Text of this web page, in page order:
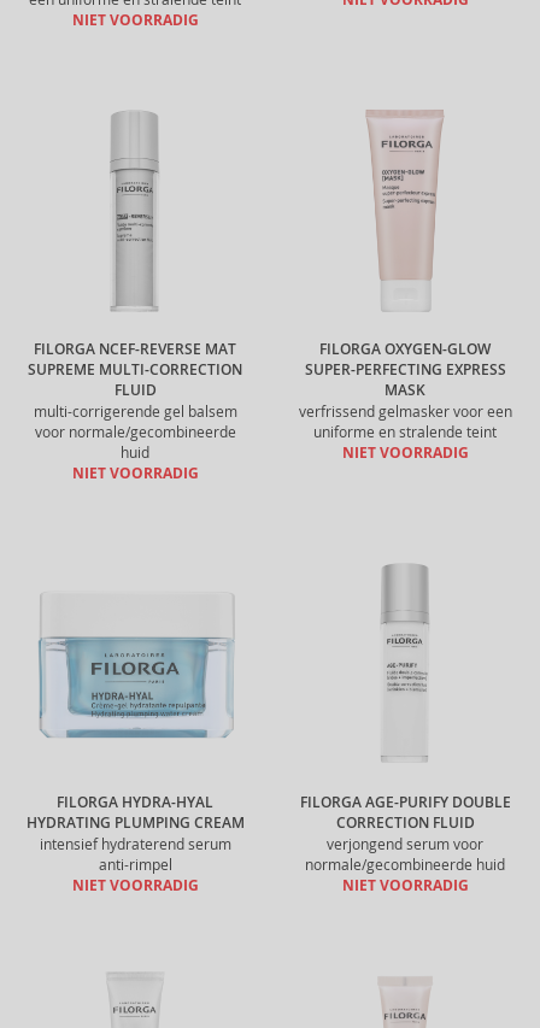
NIET VOORRADIG
FILORGA NCEF-REVERSE MAT
SUPREME MULTI-CORRECTION
FLUID
multi-corrigerende gel balsem
voor normale/gecombineerde
huid
NIET VOORRADIG
FILORGA OXYGEN-GLOW
SUPER-PERFECTING EXPRESS
MASK
verfrissend gelmasker voor een
uniforme en stralende teint
NIET VOORRADIG
FILORGA HYDRA-HYAL
HYDRATING PLUMPING CREAM
intensief hydraterend serum
anti-rimpel
NIET VOORRADIG
FILORGA AGE-PURIFY DOUBLE
CORRECTION FLUID
verjongend serum voor
normale/gecombineerde huid
NIET VOORRADIG